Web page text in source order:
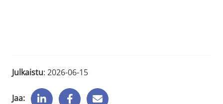
Julkaistu: 2026-06-15
Jaa: